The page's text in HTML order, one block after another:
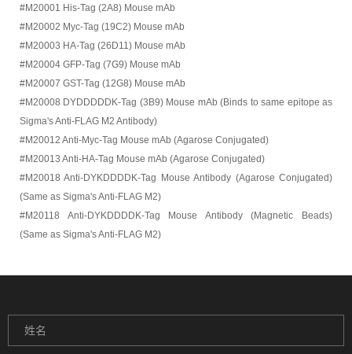
#M20001 His-Tag (2A8) Mouse mAb
#M20002 Myc-Tag (19C2) Mouse mAb
#M20003 HA-Tag (26D11) Mouse mAb
#M20004 GFP-Tag (7G9) Mouse mAb
#M20007 GST-Tag (12G8) Mouse mAb
#M20008 DYDDDDDK-Tag (3B9) Mouse mAb (Binds to same epitope as
Sigma's Anti-FLAG M2 Antibody)
#M20012 Anti-Myc-Tag Mouse mAb (Agarose Conjugated)
#M20013 Anti-HA-Tag Mouse mAb (Agarose Conjugated)
#M20018 Anti-DYKDDDDK-Tag Mouse Antibody (Agarose Conjugated)
(Same as Sigma's Anti-FLAG M2)
#M20118 Anti-DYKDDDDK-Tag Mouse Antibody (Magnetic Beads)
(Same as Sigma's Anti-FLAG M2)